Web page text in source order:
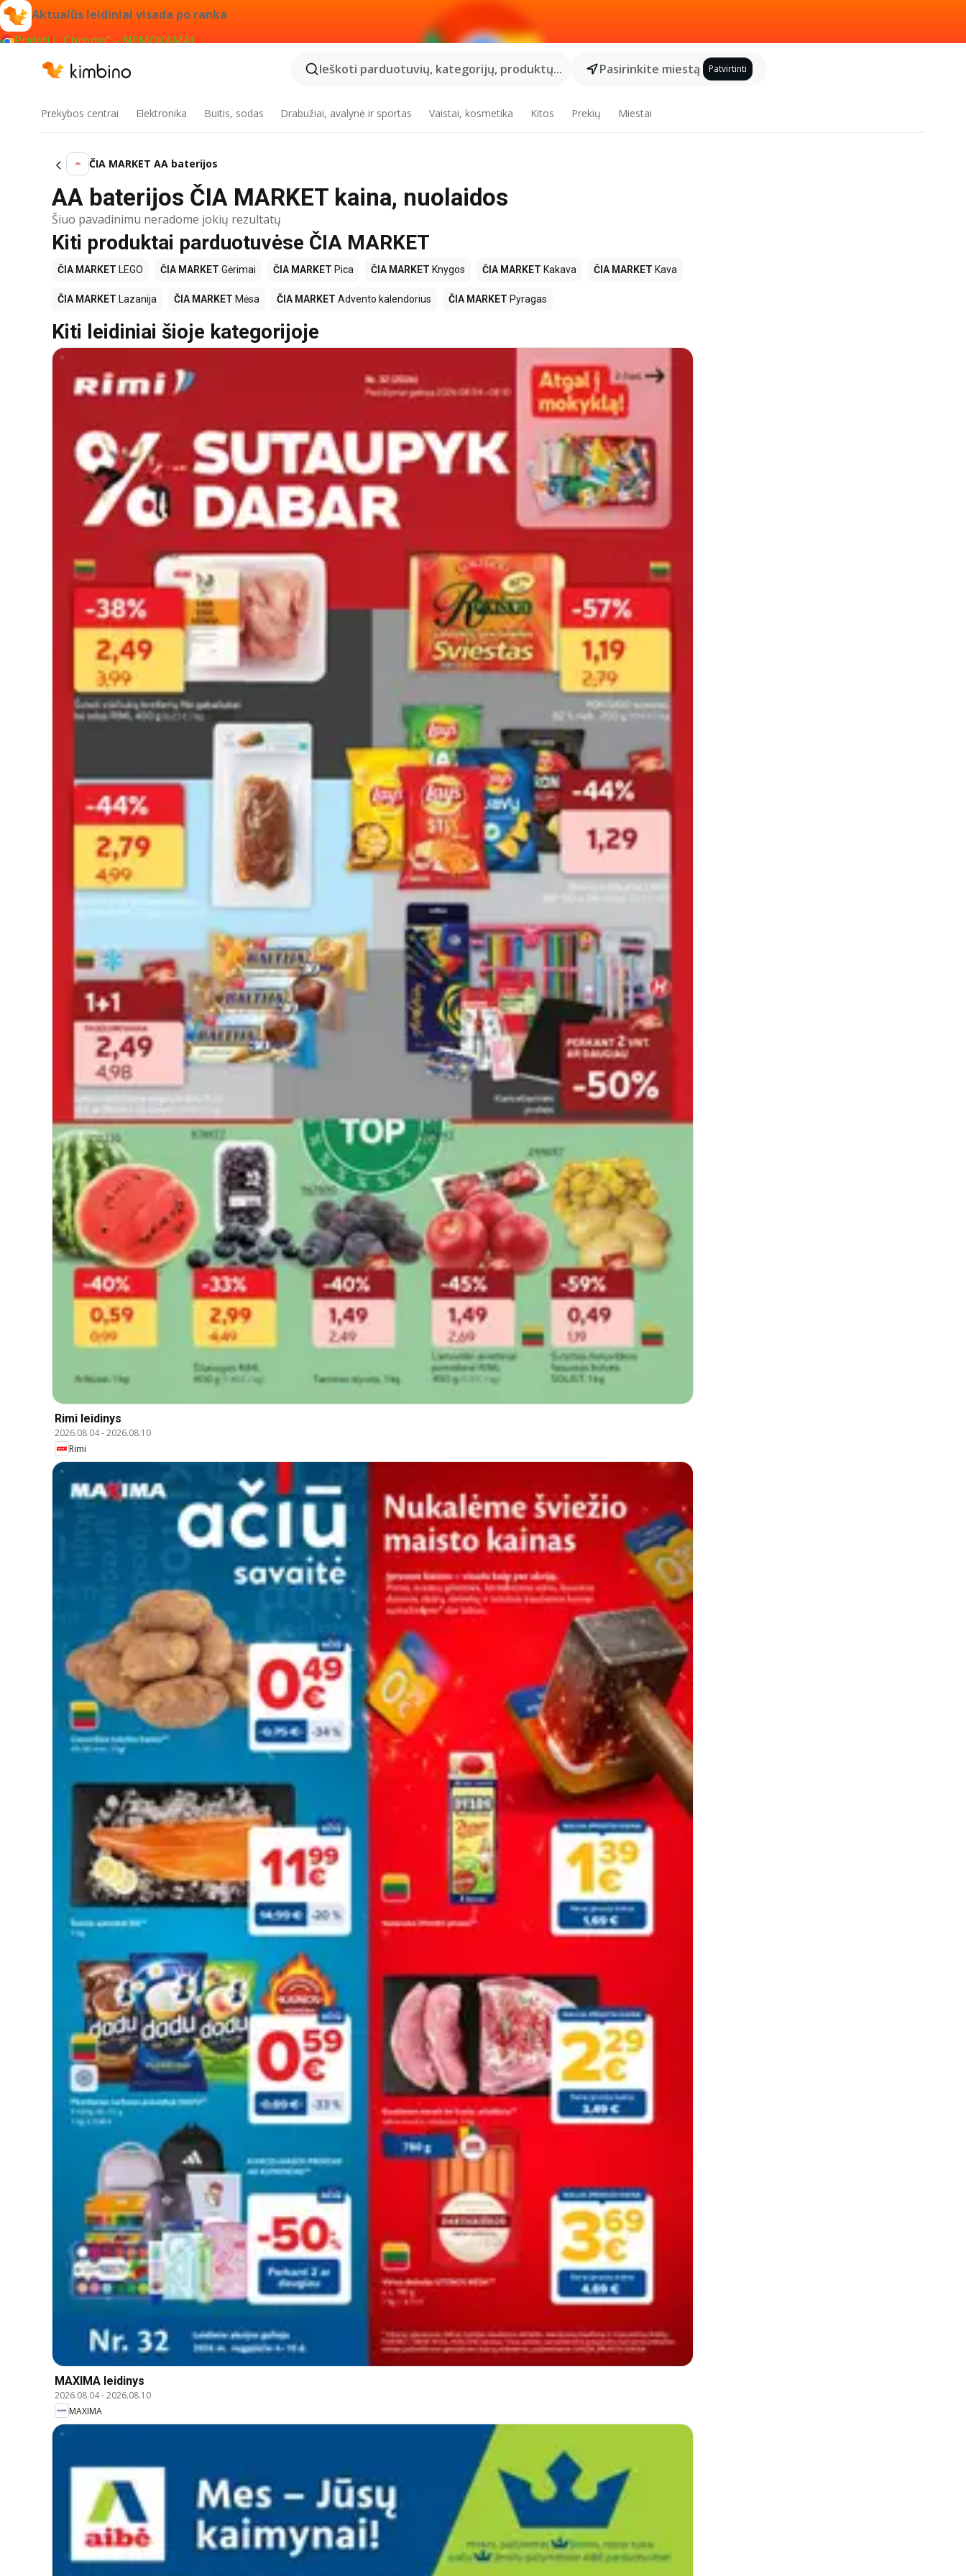
Aktualūs leidiniai visada po ranka
Pridėti į „Chrome“ – NEMOKAMAI
Ieškoti parduotuvių, kategorijų, produktų...
Pasirinkite miestą Patvirtinti
Prekybos centrai Elektronika Buitis, sodas Drabužiai, avalynė ir sportas Vaistai, kosmetika Kitos Prekių Miestai
ČIA MARKET AA baterijos
AA baterijos ČIA MARKET kaina, nuolaidos
Šiuo pavadinimu neradome jokių rezultatų
Kiti produktai parduotuvėse ČIA MARKET
ČIA MARKET LEGO ČIA MARKET Gėrimai ČIA MARKET Pica ČIA MARKET Knygos ČIA MARKET Kakava ČIA MARKET Kava
ČIA MARKET Lazanija ČIA MARKET Mėsa ČIA MARKET Advento kalendorius ČIA MARKET Pyragas
Kiti leidiniai šioje kategorijoje
Rimi leidinys
2026.08.04-2026.08.10
Rimi
MAXIMA leidinys
2026.08.04-2026.08.10
MAXIMA